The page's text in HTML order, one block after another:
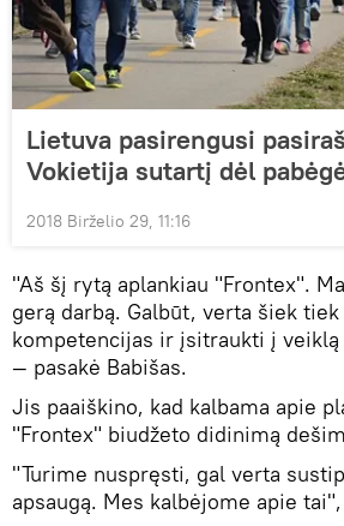
Lietuva pasirengusi
Vokietija sutartį dėl
2018 Birželio 29, 11:16
"Aš šį rytą aplankiau "Frontex".
gerą darbą. Galbūt, verta šiek
kompetencijas ir įsitraukti į veiklą
― pasakė Babišas.
Jis paaiškino, kad kalbama apie
"Frontex" biudžeto didinimą
"Turime nuspręsti, gal verta
apsaugą. Mes kalbėjome apie